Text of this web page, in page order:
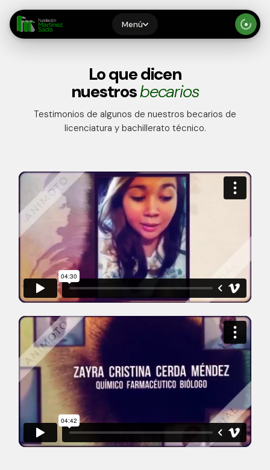
Menú
Quiénes Somos
Recursos
Becarios
Preguntas Frecuentes
Contacto
Lo que dicen
nuestrosbecarios
Testimonios de algunos de nuestros becarios de
licenciatura y bachillerato técnico.